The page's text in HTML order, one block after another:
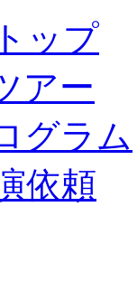
ップ
アー
グラム
依頼